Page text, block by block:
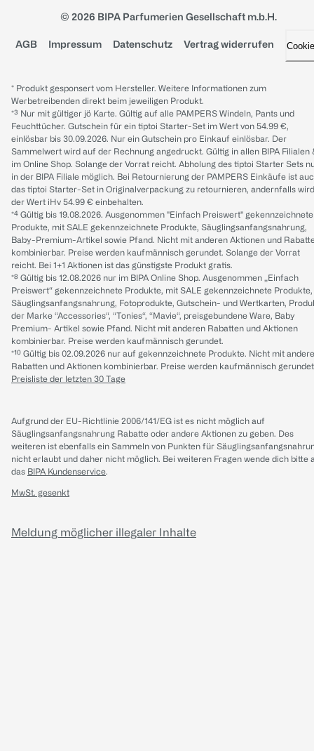
© 2026 BIPA Parfumerien Gesellschaft m.b.H.
AGB Impressum Datenschutz Vertrag widerrufen
* Produkt gesponsert vom Hersteller. Weitere Informationen zum
Werbetreibenden direkt beim jeweiligen Produkt.
*³ Nur mit gültiger jö Karte. Gültig auf alle PAMPERS Windeln, Pants und
Feuchttücher. Gutschein für ein tiptoi Starter-Set im Wert von 54.99 €,
einlösbar bis 30.09.2026. Nur ein Gutschein pro Einkauf einlösbar. Der
Sammelwert wird auf der Rechnung angedruckt. Gültig in allen BIPA Filialen
im Online Shop. Solange der Vorrat reicht. Abholung des tiptoi Starter Sets
in der BIPA Filiale möglich. Bei Retournierung der PAMPERS Einkäufe ist
das tiptoi Starter-Set in Originalverpackung zu retournieren, andernfalls wird
der Wert iHv 54.99 € einbehalten.
*⁴ Gültig bis 19.08.2026. Ausgenommen "Einfach Preiswert" gekennzeichnete
Produkte, mit SALE gekennzeichnete Produkte, Säuglingsanfangsnahrung,
Baby-Premium-Artikel sowie Pfand. Nicht mit anderen Aktionen und
kombinierbar. Preise werden kaufmännisch gerundet. Solange der Vorrat
reicht. Bei 1+1 Aktionen ist das günstigste Produkt gratis.
*⁸ Gültig bis 12.08.2026 nur im BIPA Online Shop. Ausgenommen „Einfach
Preiswert“ gekennzeichnete Produkte, mit SALE gekennzeichnete Produkte,
Säuglingsanfangsnahrung, Fotoprodukte, Gutschein- und Wertkarten,
der Marke “Accessories“, “Tonies“, “Mavie“, preisgebundene Ware, Baby
Premium- Artikel sowie Pfand. Nicht mit anderen Rabatten und Aktionen
kombinierbar. Preise werden kaufmännisch gerundet.
*¹⁰ Gültig bis 02.09.2026 nur auf gekennzeichnete Produkte. Nicht mit
Rabatten und Aktionen kombinierbar. Preise werden kaufmännisch
Preisliste der letzten 30 Tage
Aufgrund der EU-Richtlinie 2006/141/EG ist es nicht möglich auf
Säuglingsanfangsnahrung Rabatte oder andere Aktionen zu geben. Des
weiteren ist ebenfalls ein Sammeln von Punkten für
nicht erlaubt und daher nicht möglich. Bei weiteren Fragen wende dich bitte
das BIPA Kundenservice.
MwSt. gesenkt
Meldung möglicher illegaler Inhalte